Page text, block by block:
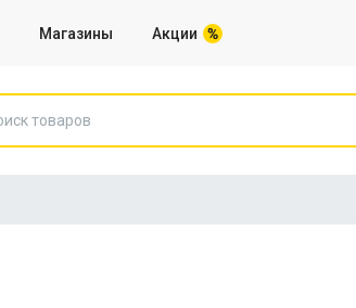
Магазины Акции
Принтеры и все для них